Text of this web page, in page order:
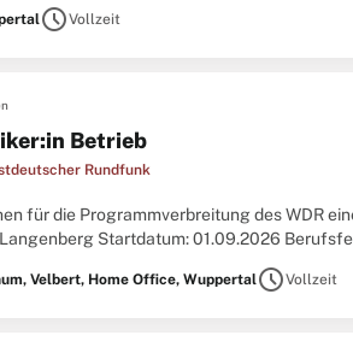
scheduleVollzeit
Betrieb
Rundfunk
für die Programmverbreitung des WDR
Startdatum: 01.09.2026
Velbert, Home Office, WuppertalscheduleVollzeit